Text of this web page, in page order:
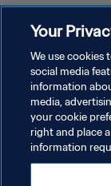
POLÍTICA DE
Your
We use cookies
social media
information
media,
your cookie
right and place
information